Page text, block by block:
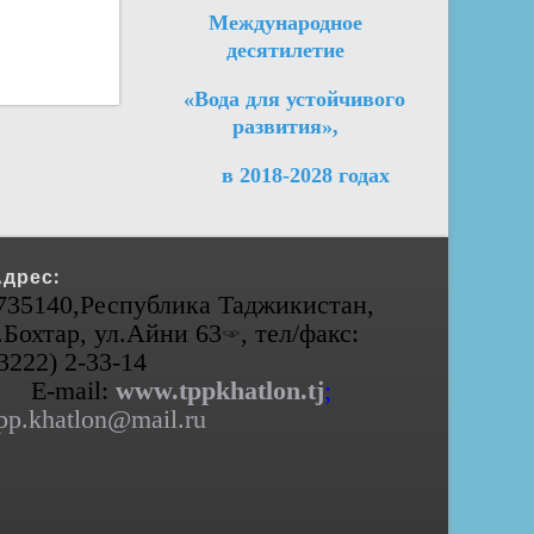
Международное
десятилетие
«Вода для устойчивого
развития»,
в 2018-2028 годах
Таджикистан,
ул.Айни 63<а>, тел/факс:
2-33-14
mail:www.tppkhatlon.tj;